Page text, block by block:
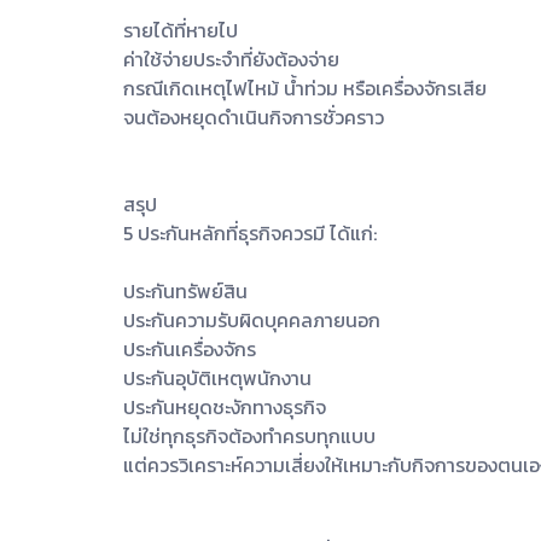
รายได้ที่หายไป
ค่าใช้จ่ายประจำที่ยังต้องจ่าย
กรณีเกิดเหตุไฟไหม้ น้ำท่วม หรือเครื่องจักรเสีย
จนต้องหยุดดำเนินกิจการชั่วคราว
สรุป
5 ประกันหลักที่ธุรกิจควรมี ได้แก่:
ประกันทรัพย์สิน
ประกันความรับผิดบุคคลภายนอก
ประกันเครื่องจักร
ประกันอุบัติเหตุพนักงาน
ประกันหยุดชะงักทางธุรกิจ
ไม่ใช่ทุกธุรกิจต้องทำครบทุกแบบ
แต่ควรวิเคราะห์ความเสี่ยงให้เหมาะกับกิจการของตนเ